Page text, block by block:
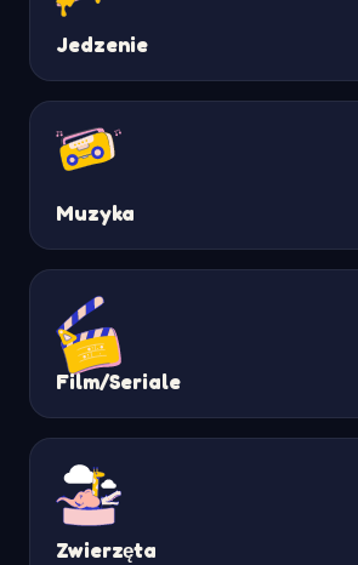
Jedzenie
Muzyka
Film/Seriale
Zwierzęta